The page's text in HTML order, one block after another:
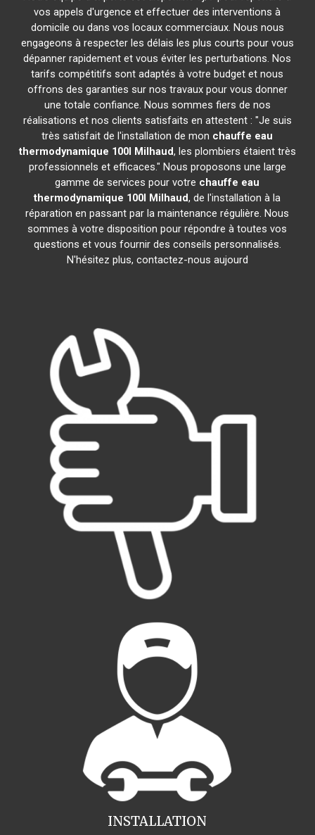
vos appels d'urgence et effectuer des interventions à
domicile ou dans vos locaux commerciaux. Nous nous
engageons à respecter les délais les plus courts pour vous
dépanner rapidement et vous éviter les perturbations. Nos
tarifs compétitifs sont adaptés à votre budget et nous
offrons des garanties sur nos travaux pour vous donner
une totale confiance. Nous sommes fiers de nos
réalisations et nos clients satisfaits en attestent : "Je suis
très satisfait de l'installation de mon chauffe eau
thermodynamique 100l Milhaud, les plombiers étaient très
professionnels et efficaces." Nous proposons une large
gamme de services pour votre chauffe eau
thermodynamique 100l Milhaud, de l'installation à la
réparation en passant par la maintenance régulière. Nous
sommes à votre disposition pour répondre à toutes vos
questions et vous fournir des conseils personnalisés.
N'hésitez plus, contactez-nous aujourd
INSTALLATION